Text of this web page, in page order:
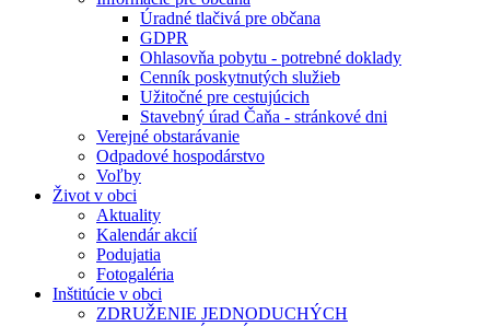
Úradné tlačivá pre občana
GDPR
Ohlasovňa pobytu - potrebné doklady
Cenník poskytnutých služieb
Užitočné pre cestujúcich
Stavebný úrad Čaňa - stránkové dni
Verejné obstarávanie
Odpadové hospodárstvo
Voľby
Život v obci
Aktuality
Kalendár akcií
Podujatia
Fotogaléria
Inštitúcie v obci
ZDRUŽENIE JEDNODUCHÝCH